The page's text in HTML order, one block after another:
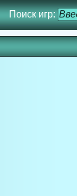
Поиск игр: